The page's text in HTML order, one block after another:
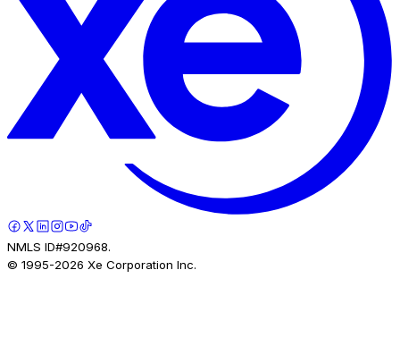
NMLS ID#920968.
© 1995-2026 Xe Corporation Inc.